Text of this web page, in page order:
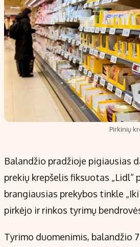
Akcijų rinka
Saulės elektrinės
Kriptovaliutos
Infliacija
Migracija
Apie mus
Turinio žymėjimo taisyklės
Kontaktai
Regionų naujienos
Indėlių palūkanos
Pirkinių
Balandžio pradžioje pigiausias
prekių krepšelis fiksuotas „Lidl“
brangiausias prekybos tinkle
pirkėjo ir rinkos tyrimų
Tyrimo duomenimis, balandžio